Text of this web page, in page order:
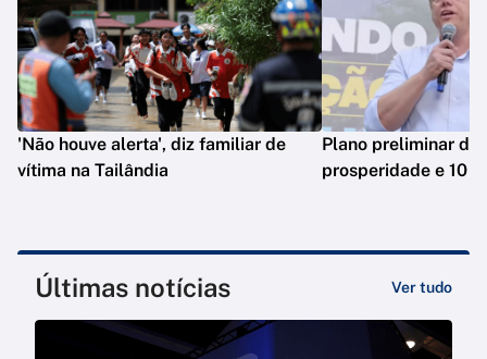
'Não houve alerta', diz familiar de
vítima na Tailândia
Plano preliminar de
prosperidade e 10
Últimas notícias Ver tudo